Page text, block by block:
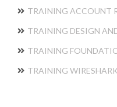
TRAINING ACCOUNT
TRAINING DESIGN
TRAINING
TRAINING WIRESHARK